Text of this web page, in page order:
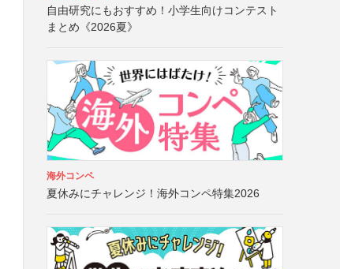
自由研究にもおすすめ！小学生向けコンテスト
まとめ《2026夏》
海外コンペ
夏休みにチャレンジ！海外コンペ特集2026